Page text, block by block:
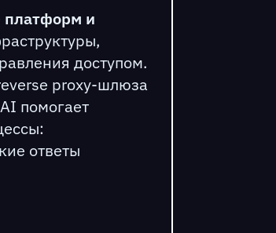
платформ и
доступом.
proxy-шлюза
помогает
ответы